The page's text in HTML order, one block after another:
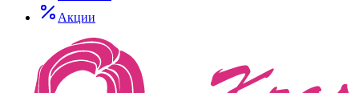
Акции